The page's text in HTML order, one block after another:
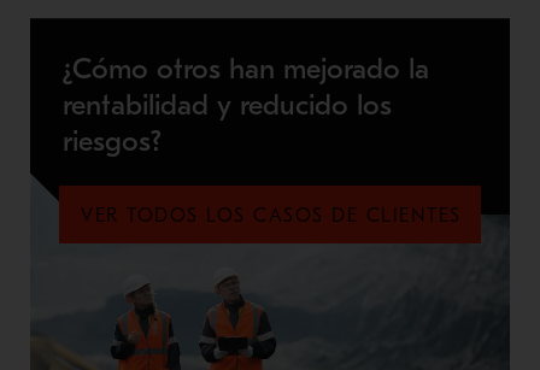
¿Cómo otros han mejorado la
rentabilidad y reducido los
riesgos?
VER TODOS LOS CASOS DE CLIENTES